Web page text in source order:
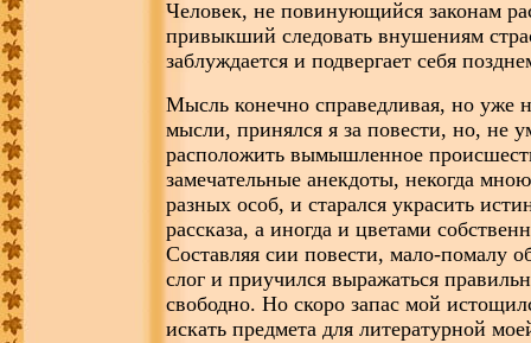
Человек, не повинующийся законам
привыкший следовать внушениям
заблуждается и подвергает себя
Мысль конечно справедливая, но уже
мысли, принялся я за повести, но, не
расположить вымышленное
замечательные анекдоты, некогда
разных особ, и старался украсить
рассказа, а иногда и цветами
Составляя сии повести, мало-помалу
слог и приучился выражаться
свободно. Но скоро запас мой
искать предмета для литературной